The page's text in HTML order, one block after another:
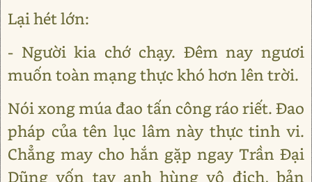
Lại hét lớn:
- Người kia chớ chạy. Đêm nay ngươi
muốn toàn mạng thực khó hơn lên trời.
Nói xong múa đao tấn công ráo riết. Đao
pháp của tên lục lâm này thực tinh vi.
Chẳng may cho hắn gặp ngay Trần Đại
Dũng vốn tay anh hùng vô địch, bản